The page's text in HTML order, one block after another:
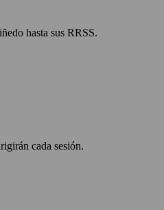
hasta sus RRSS.
cada sesión.